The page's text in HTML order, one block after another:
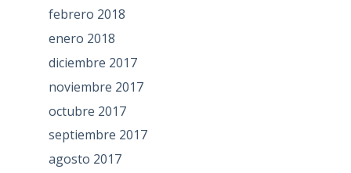
febrero 2018
enero 2018
diciembre 2017
noviembre 2017
octubre 2017
septiembre 2017
agosto 2017